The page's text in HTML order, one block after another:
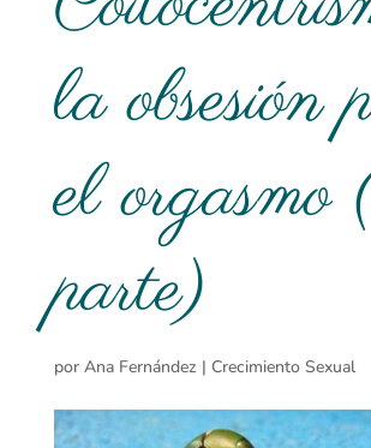
la obsesión
el
parte)
por Ana Fernández | Crecimiento Sexual